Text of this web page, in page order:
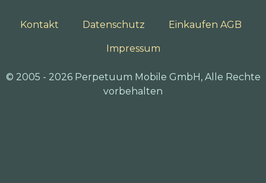
Kontakt Datenschutz Einkaufen AGB
Impressum
© 2005 - 2026 Perpetuum Mobile GmbH, Alle Rechte
vorbehalten